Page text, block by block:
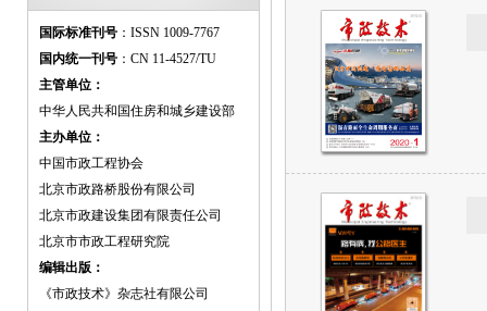
国际标准刊号 ：ISSN 1009-7767
国内统一刊号 ：CN 11-4527/TU
主管单位：
中华人民共和国住房和城乡建设部
主办单位：
中国市政工程协会
北京市政路桥股份有限公司
北京市政建设集团有限责任公司
北京市市政工程研究院
编辑出版：
《市政技术》杂志社有限公司